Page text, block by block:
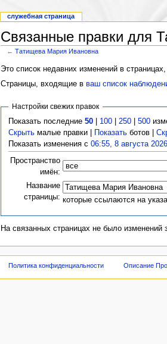
Связанные правки для
←Татищева Мария Ивановна
Это список недавних изменений в
Страницы, входящие в ваш список
Настройки свежих правок
Показать последние50 100 |250 |500
Скрыть малые правки | Показать ботов |
Показать изменения с06:55, 8 августа
Пространство
имён:
Название
страницы: которые ссылаются на
На связанных страницах не было изменений
служебная страница
Политика конфиденциальности Описание